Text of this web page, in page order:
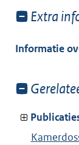
Toon
van:
Extra
Informatie
Toon
van: